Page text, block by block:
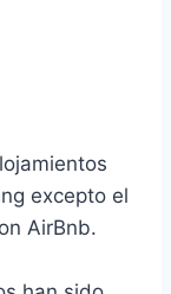
excepto el
AirBnb.